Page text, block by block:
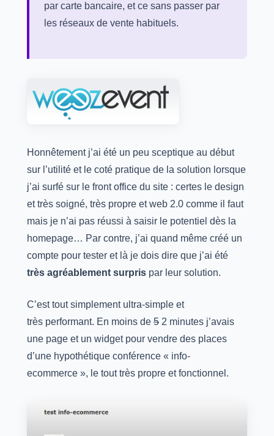
par carte bancaire, et ce sans passer par
les réseaux de vente habituels.
Honnêtement j’ai été un peu sceptique au début
sur l’utilité et le coté pratique de la solution lorsque
j’ai surfé sur le front office du site : certes le design
et très soigné, très propre et web 2.0 comme il faut
mais je n’ai pas réussi à saisir le potentiel dès la
homepage… Par contre, j’ai quand même créé un
compte pour tester et là je dois dire que j’ai été
très agréablement surpris par leur solution.
C’est tout simplement ultra-simple et
très performant. En moins de 5 2 minutes j’avais
une page et un widget pour vendre des places
d’une hypothétique conférence « info-
ecommerce », le tout très propre et fonctionnel.